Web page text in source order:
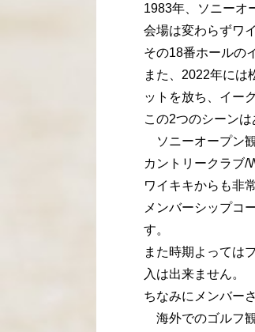
1983年、ソニーオ
会場は変わらずワ
その18番ホールの
また、2022年には
ットを放ち、イー
この2つのシーンは
ソニーオープン
カントリークラブ/
ワイキキからも非
メンバーシップコ
す。
また時期よっては
入は出来ません。
ちなみにメンバー
海外でのゴルフ